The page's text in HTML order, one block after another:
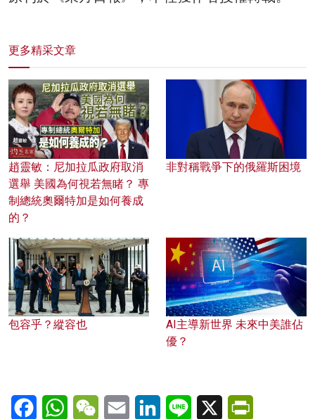
更多精采文章
趙靈敏：尼加拉瓜政府取消
選舉 美國為何視若無睹？ 專
制總統奧爾特加是如何養成
的？
非對稱戰爭下的俄羅斯困境
包容乎？縱容也
AI主導新世界 未來中美誰佔
優？
FacebookWhatsAppWeChatEmail LinkedInLine X